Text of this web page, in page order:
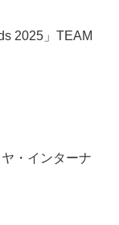
2025」TEAM
・インターナ